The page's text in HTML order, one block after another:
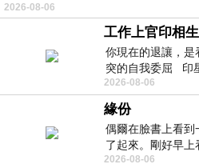
2026-08-06
工作上官印相
你現在的退讓，是
突的自我委屈 印
一步觀察，不會
2026-08-06
緣份
偶爾在臉書上看
了起來。剛好早
的貼文，在回顧年
2026-08-06